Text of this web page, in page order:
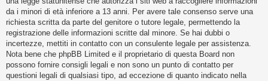
da i minori di età inferiore a 13 anni. Per avere tale consenso serve una
richiesta scritta da parte del genitore o tutore legale, permettendo la
registrazione delle informazioni scritte dal minore. Se hai dubbi o
incertezze, mettiti in contatto con un consulente legale per assistenza.
Nota bene che phpBB Limited e il proprietario di questa Board non
possono fornire consigli legali e non sono un punto di contatto per
questioni legali di qualsiasi tipo, ad eccezione di quanto indicato nella